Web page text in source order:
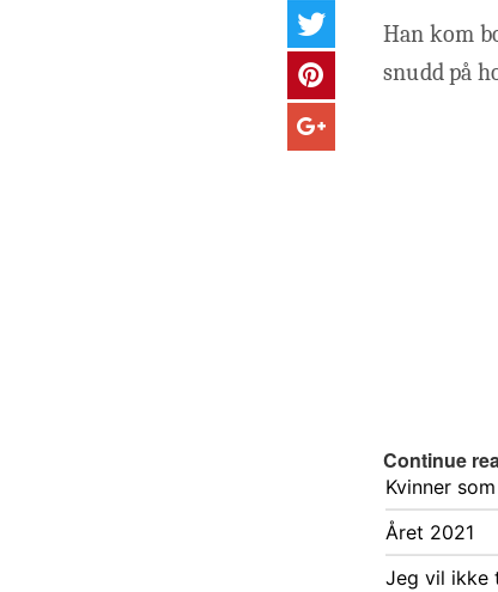
Han kom
snudd på
Continue
Kvinner
Året 2021
Jeg vil ikke